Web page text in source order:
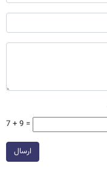
7 + 9 =
ارسال